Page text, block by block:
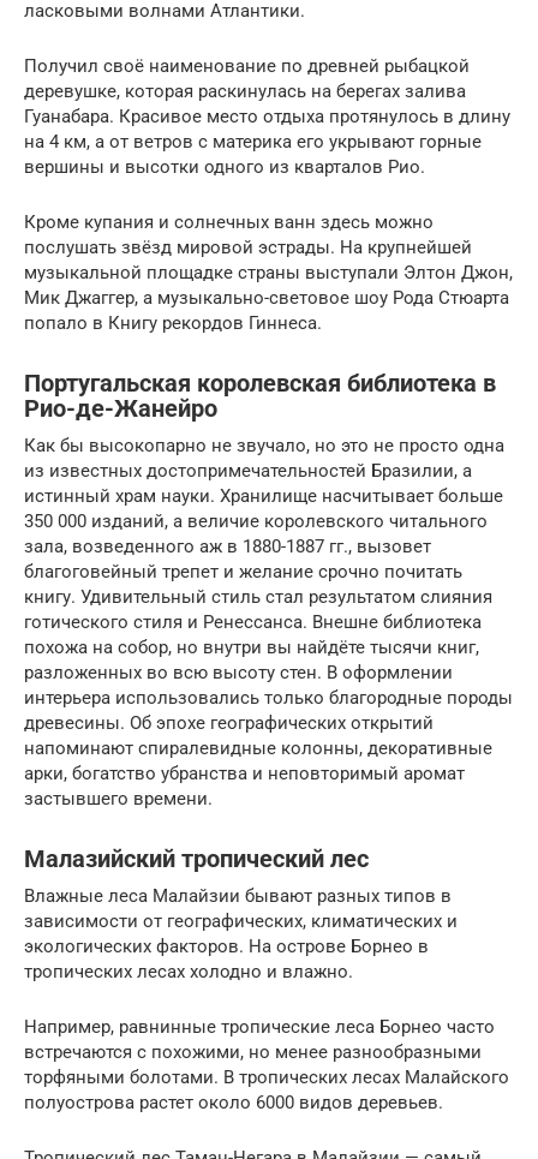
ласковыми волнами Атлантики.
Получил своё наименование по древней рыбацкой
деревушке, которая раскинулась на берегаx залива
Гуанабара. Красивое место отдыха протянулось в длину
на 4 км, а от ветров с материка его укрывают горные
вершины и высотки одного из кварталов Рио.
Кроме купания и солнечных ванн здесь можно
послушать звёзд мировой эстрады. На крупнейшей
музыкальной площадке страны выступали Элтон Джон,
Мик Джаггер, а музыкально-световое шоу Рода Стюарта
попало в Книгу рекордов Гиннеса.
Португальская королевская библиотека в
Рио-де-Жанейро
Как бы высокопарно не звучало, но это не просто одна
из известных достопримечательностей Бразилии, а
истинный храм науки. Хранилище насчитывает больше
350 000 изданий, а величие королевского читального
зала, возведенного аж в 1880-1887 гг., вызовет
благоговейный трепет и желание срочно почитать
книгу. Удивительный стиль стал результатом слияния
готического стиля и Ренессанса. Внешне библиотека
похожа на собор, но внутри вы найдёте тысячи книг,
разложенных во всю высоту стен. В оформлении
интерьера использовались только благородные породы
древесины. Об эпохе географических открытий
напоминают спиралевидные колонны, декоративные
арки, богатство убранства и неповторимый аромат
застывшего времени.
Малазийский тропический лес
Влажные леса Малайзии бывают разных типов в
зависимости от географических, климатических и
экологических факторов. На острове Борнео в
тропических лесах холодно и влажно.
Например, равнинные тропические леса Борнео часто
встречаются с похожими, но менее разнообразными
торфяными болотами. В тропических лесах Малайского
полуострова растет около 6000 видов деревьев.